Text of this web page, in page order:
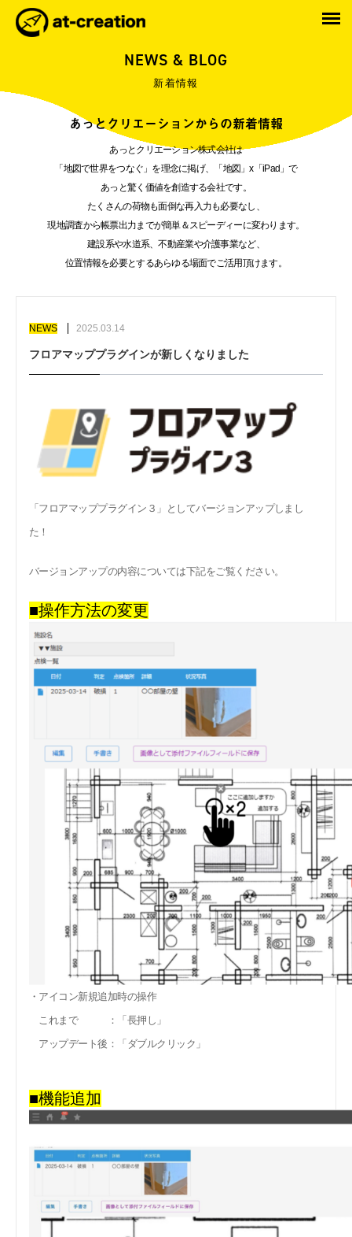
NEWS & BLOG
新着情報
あっとクリエーションからの新着情報
あっとクリエーション株式会社は
「地図で世界をつなぐ」を理念に掲げ、「地図」x「iPad」で
あっと驚く価値を創造する会社です。
たくさんの荷物も面倒な再入力も必要なし、
現地調査から帳票出力までが簡単＆スピーディーに変わります。
建設系や水道系、不動産業や介護事業など、
位置情報を必要とするあらゆる場面でご活用頂けます。
NEWS 2025.03.14
フロアマッププラグインが新しくなりました
「フロアマッププラグイン３」としてバージョンアップしまし
た！
バージョンアップの内容については下記をご覧ください。
■操作方法の変更
・アイコン新規追加時の操作
これまで ：「長押し」
アップデート後：「ダブルクリック」
■機能追加